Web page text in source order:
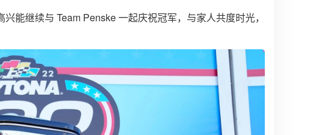
能继续与 Team Penske 一起庆祝冠军，与家人共度时光，